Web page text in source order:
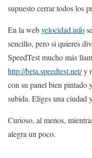
supuesto cerrar todos los
En la webvelocidad.info
sencillo, pero si quieres
SpeedTest mucho más
http://beta.speedtest.net/y
con su panel bien pintado
subida. Eliges una ciudad
Curioso, al menos,
alegra un poco.